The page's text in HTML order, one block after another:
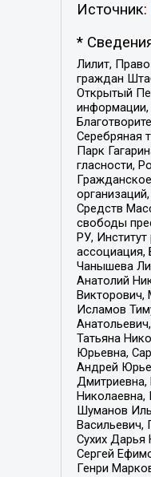
Источник:
*
Лилит,
граждан
Открытый
информации,
Серебряная
Парк
гласности,
Средств
свободы
РУ,
ассоциация,
Чанышева
Анатолий
Викторович,
Исламов
Татьяна
Юрьевна,
Андрей
Дмитриевна,
Николаевна,
Шуманов
Васильевич,
Сухих Дарья
Сергей
Генри